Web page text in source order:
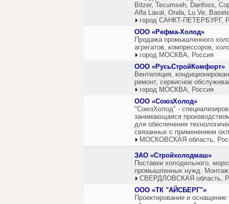
Bitzer, Tecumseh, Danfoss,
Alfa Laval, Onda, Lu Ve,
город САНКТ-ПЕТЕРБУРГ,
ООО «Рефма-Холод»
Продажа промышленного
агрегатов, компрессоров,
город МОСКВА, Россия
ООО «РусьСтройКомфорт»
Вентиляция,
ремонт, сервисное
город МОСКВА, Россия
ООО «СоюзХолод»
"СоюзХолод" -
занимающаяся
для обеспечения
связанных с применением
МОСКОВСКАЯ область,
ЗАО «Стройхолодмаш»
Поставки холодильного,
промышленных нужд.
СВЕРДЛОВСКАЯ область,
ООО «ТК "АЙСБЕРГ"»
Проектирование и